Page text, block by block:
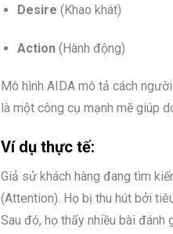
Desire (Khao khát)
Action(Hành động)
Mô hình AIDA mô tả cách
là một công cụ mạnh mẽ giúp
Ví dụ thực tế:
Giả sử khách hàng đang tìm
(Attention). Họ bị thu hút bởi
Sau đó, họ thấy nhiều bài